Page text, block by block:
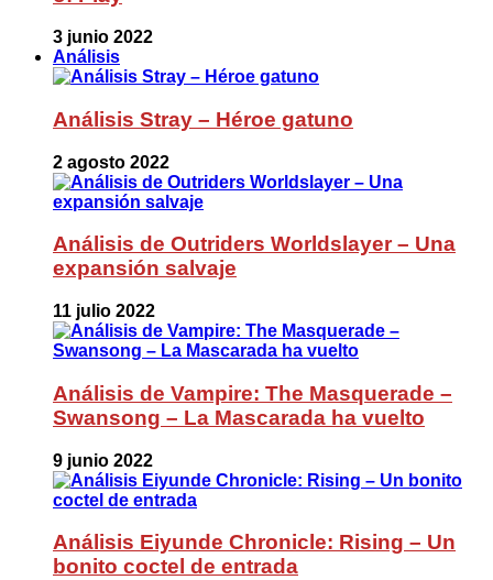
3 junio 2022
Análisis
Análisis Stray – Héroe gatuno
2 agosto 2022
Análisis de Outriders Worldslayer – Una
expansión salvaje
11 julio 2022
Análisis de Vampire: The Masquerade –
Swansong – La Mascarada ha vuelto
9 junio 2022
Análisis Eiyunde Chronicle: Rising – Un
bonito coctel de entrada